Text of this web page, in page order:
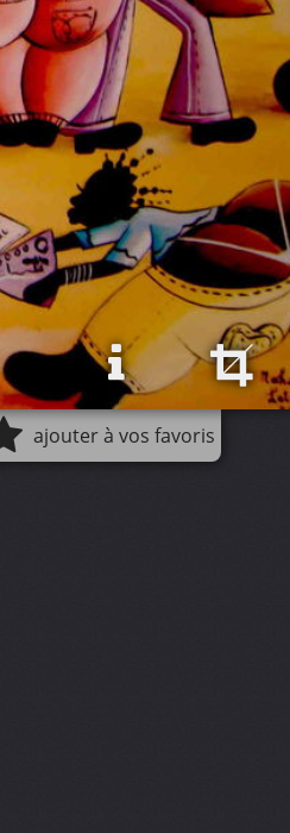
ajouter à vos favoris